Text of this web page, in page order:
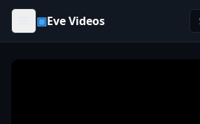
Skip to content
▣Eve Videos